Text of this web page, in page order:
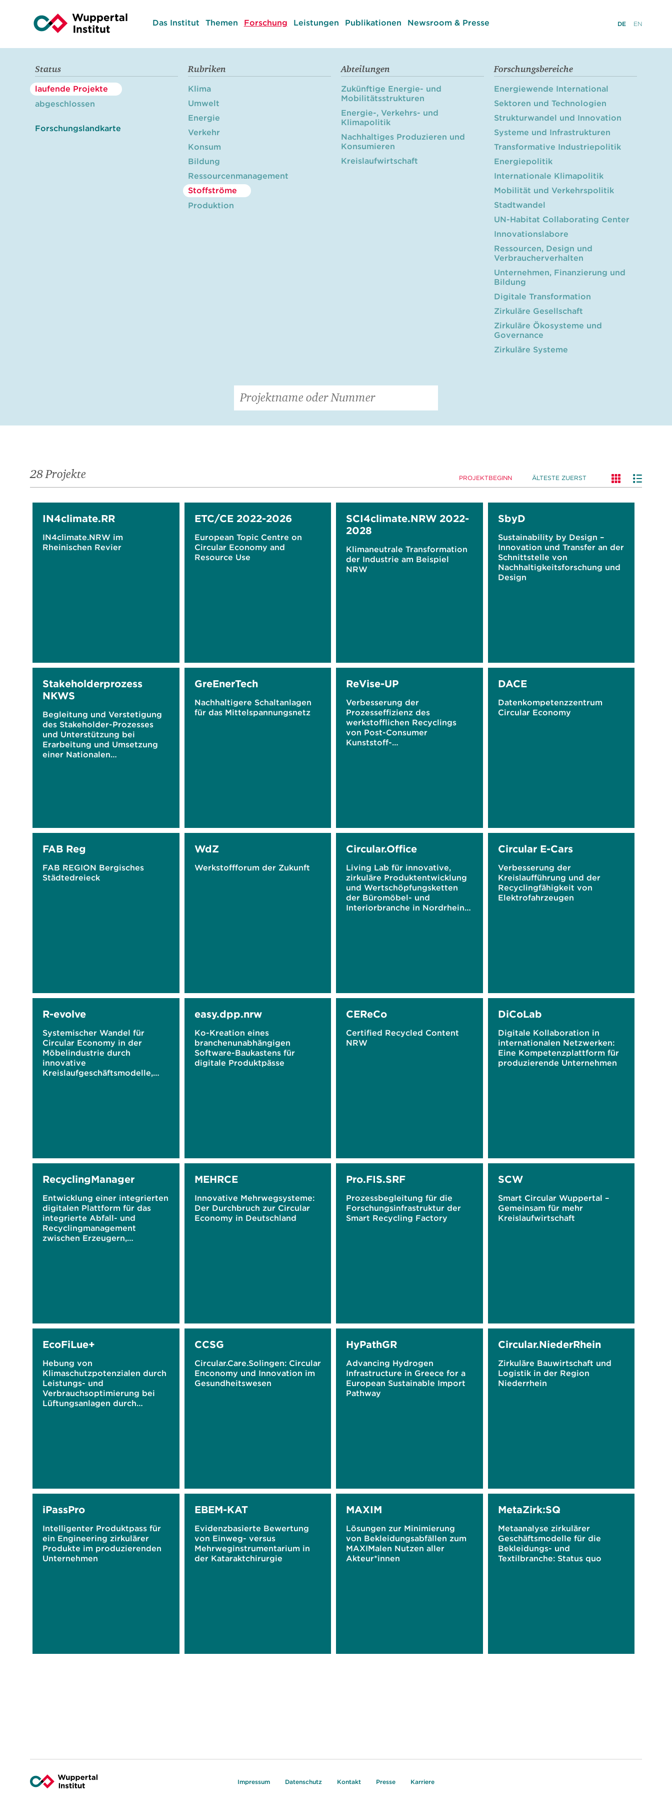
Das Institut Themen Forschung Leistungen Publikationen Newsroom & Presse DE EN
Status
laufende Projekte
abgeschlossen
Forschungslandkarte
Rubriken
Klima
Umwelt
Energie
Verkehr
Konsum
Bildung
Ressourcenmanagement
Stoffströme
Produktion
Abteilungen
Zukünftige Energie- und
Mobilitätsstrukturen
Energie-, Verkehrs- und
Klimapolitik
Nachhaltiges Produzieren und
Konsumieren
Kreislaufwirtschaft
Forschungsbereiche
Energiewende International
Sektoren und Technologien
Strukturwandel und Innovation
Systeme und Infrastrukturen
Transformative Industriepolitik
Energiepolitik
Internationale Klimapolitik
Mobilität und Verkehrspolitik
Stadtwandel
UN-Habitat Collaborating Center
Innovationslabore
Ressourcen, Design und
Verbraucherverhalten
Unternehmen, Finanzierung und
Bildung
Digitale Transformation
Zirkuläre Gesellschaft
Zirkuläre Ökosysteme und
Governance
Zirkuläre Systeme
28 Projekte PROJEKTBEGINN ÄLTESTE ZUERST
IN4climate.RR
IN4climate.NRW im
Rheinischen Revier
ETC/CE 2022-2026
European Topic Centre on
Circular Economy and
Resource Use
SCI4climate.NRW 2022-
2028
Klimaneutrale Transformation
der Industrie am Beispiel
NRW
SbyD
Sustainability by Design –
Innovation und Transfer an der
Schnittstelle von
Nachhaltigkeitsforschung und
Design
Stakeholderprozess
NKWS
Begleitung und Verstetigung
des Stakeholder-Prozesses
und Unterstützung bei
Erarbeitung und Umsetzung
einer Nationalen
GreEnerTech
Nachhaltigere Schaltanlagen
für das Mittelspannungsnetz
ReVise-UP
Verbesserung der
Prozesseffizienz des
werkstofflichen Recyclings
von Post-Consumer
Kunststoff-
DACE
Datenkompetenzzentrum
Circular Economy
FAB Reg
FAB REGION Bergisches
Städtedreieck
WdZ
Werkstoffforum der Zukunft
Circular.Office
Living Lab für innovative,
zirkuläre Produktentwicklung
und Wertschöpfungsketten
der Büromöbel- und
Interiorbranche in Nordrhein-
Circular E-Cars
Verbesserung der
Kreislaufführung und der
Recyclingfähigkeit von
Elektrofahrzeugen
R-evolve
Systemischer Wandel für
Circular Economy in der
Möbelindustrie durch
innovative
Kreislaufgeschäftsmodelle,
easy.dpp.nrw
Ko-Kreation eines
branchenunabhängigen
Software-Baukastens für
digitale Produktpässe
CEReCo
Certified Recycled Content
NRW
DiCoLab
Digitale Kollaboration in
internationalen Netzwerken:
Eine Kompetenzplattform für
produzierende Unternehmen
RecyclingManager
Entwicklung einer integrierten
digitalen Plattform für das
integrierte Abfall- und
Recyclingmanagement
zwischen Erzeugern,
MEHRCE
Innovative Mehrwegsysteme:
Der Durchbruch zur Circular
Economy in Deutschland
Pro.FIS.SRF
Prozessbegleitung für die
Forschungsinfrastruktur der
Smart Recycling Factory
SCW
Smart Circular Wuppertal –
Gemeinsam für mehr
Kreislaufwirtschaft
EcoFiLue+
Hebung von
Klimaschutzpotenzialen durch
Leistungs- und
Verbrauchsoptimierung bei
Lüftungsanlagen durch
CCSG
Circular.Care.Solingen: Circular
Enconomy und Innovation im
Gesundheitswesen
HyPathGR
Advancing Hydrogen
Infrastructure in Greece for a
European Sustainable Import
Pathway
Circular.NiederRhein
Zirkuläre Bauwirtschaft und
Logistik in der Region
Niederrhein
iPassPro
Intelligenter Produktpass für
ein Engineering zirkulärer
Produkte im produzierenden
Unternehmen
EBEM-KAT
Evidenzbasierte Bewertung
von Einweg- versus
Mehrweginstrumentarium in
der Kataraktchirurgie
MAXIM
Lösungen zur Minimierung
von Bekleidungsabfällen zum
MAXIMalen Nutzen aller
Akteur*innen
MetaZirk:SQ
Metaanalyse zirkulärer
Geschäftsmodelle für die
Bekleidungs- und
Textilbranche: Status quo
Impressum Datenschutz Kontakt Presse Karriere